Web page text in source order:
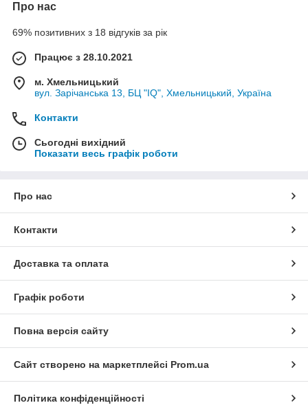
Про нас
69% позитивних з 18 відгуків за рік
Працює з 28.10.2021
м. Хмельницький
вул. Зарічанська 13, БЦ "IQ", Хмельницький, Україна
Контакти
Сьогодні вихідний
Показати весь графік роботи
Про нас
Контакти
Доставка та оплата
Графік роботи
Повна версія сайту
Сайт створено на маркетплейсі Prom.ua
Політика конфіденційності